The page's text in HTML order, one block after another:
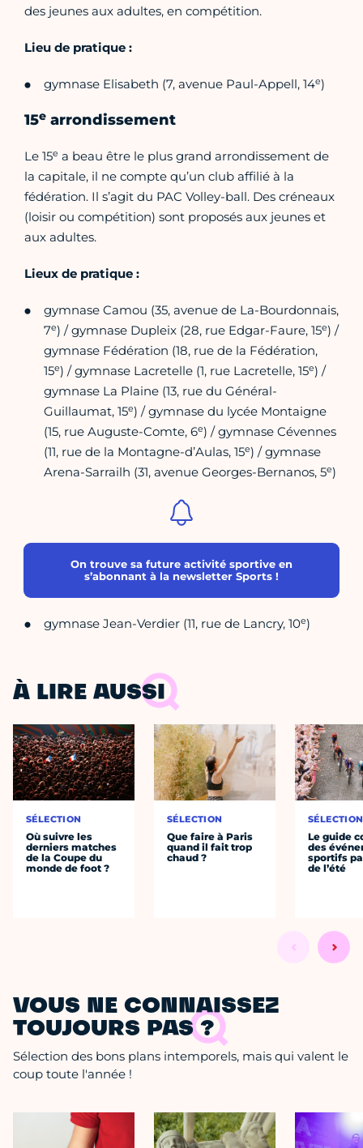
des jeunes aux adultes, en compétition.
Lieu de pratique :
gymnase Elisabeth (7, avenue Paul-Appell, 14e)
15e arrondissement
Le 15e a beau être le plus grand arrondissement de
la capitale, il ne compte qu’un club affilié à la
fédération. Il s’agit du PAC Volley-ball. Des créneaux
(loisir ou compétition) sont proposés aux jeunes et
aux adultes.
Lieux de pratique :
gymnase Camou (35, avenue de La-Bourdonnais,
7e) / gymnase Dupleix (28, rue Edgar-Faure, 15e) /
gymnase Fédération (18, rue de la Fédération,
15e) / gymnase Lacretelle (1, rue Lacretelle, 15e) /
gymnase La Plaine (13, rue du Général-
Guillaumat, 15e) / gymnase du lycée Montaigne
(15, rue Auguste-Comte, 6e) / gymnase Cévennes
(11, rue de la Montagne-d’Aulas, 15e) / gymnase
Arena-Sarrailh (31, avenue Georges-Bernanos, 5e)
On trouve sa future activité sportive en
s’abonnant à la newsletter Sports !
gymnase Jean-Verdier (11, rue de Lancry, 10e)
À LIRE AUSSI
SÉLECTION
Où suivre les
derniers matches
de la Coupe du
monde de foot ?
SÉLECTION
Que faire à Paris
quand il fait trop
chaud ?
SÉLECTION
Le guide
des
sportifs
de l’été
VOUS NE CONNAISSEZ
TOUJOURS PAS ?
Sélection des bons plans intemporels, mais qui valent le
coup toute l'année !